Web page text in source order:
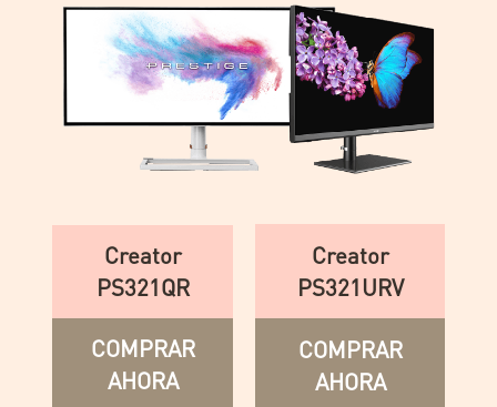
Creator
PS321QR
COMPRAR
AHORA
Creator
PS321URV
COMPRAR
AHORA